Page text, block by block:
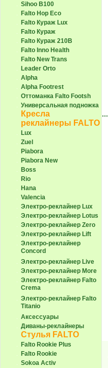
Sihoo B100
Falto Hop Eco
Falto Кураж Lux
Falto Кураж
Falto Кураж 210B
Falto Inno Health
Falto New Trans
Leader Orto
Alpha
Alpha Footrest
Оттоманка Falto Footsh
Универсальная подножка
Кресла
реклайнеры FALTO
Lux
Zuel
Piabora
Piabora New
Boss
Rio
Hana
Valencia
Электро-реклайнер Lux
Электро-реклайнер Lotus
Электро-реклайнер Zero
Электро-реклайнер Lift
Электро-реклайнер
Сoncord
Электро-реклайнер Live
Электро-реклайнер More
Электро-реклайнер Falto
Crema
Электро-реклайнер Falto
Titanio
Аксессуары
Диваны-реклайнеры
Стулья FALTO
Falto Rookie Plus
Falto Rookie
Sokoa Activ